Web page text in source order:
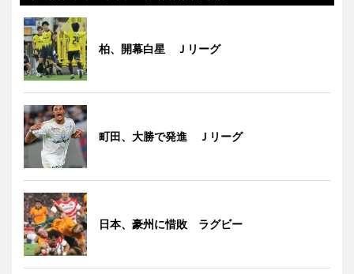
柏、開幕白星 Ｊリーグ
町田、大勝で発進 Ｊリーグ
日本、豪州に惜敗 ラグビー